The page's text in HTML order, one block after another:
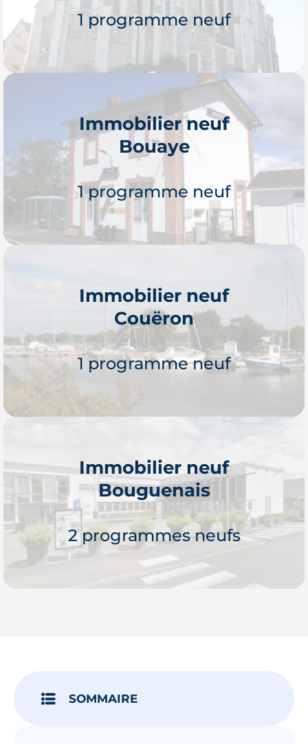
1 programme neuf
Je découvre
Immobilier neuf
Bouaye
1 programme neuf
Je découvre
Immobilier neuf
Couëron
1 programme neuf
Je découvre
Immobilier neuf
Bouguenais
2 programmes neufs
SOMMAIRE